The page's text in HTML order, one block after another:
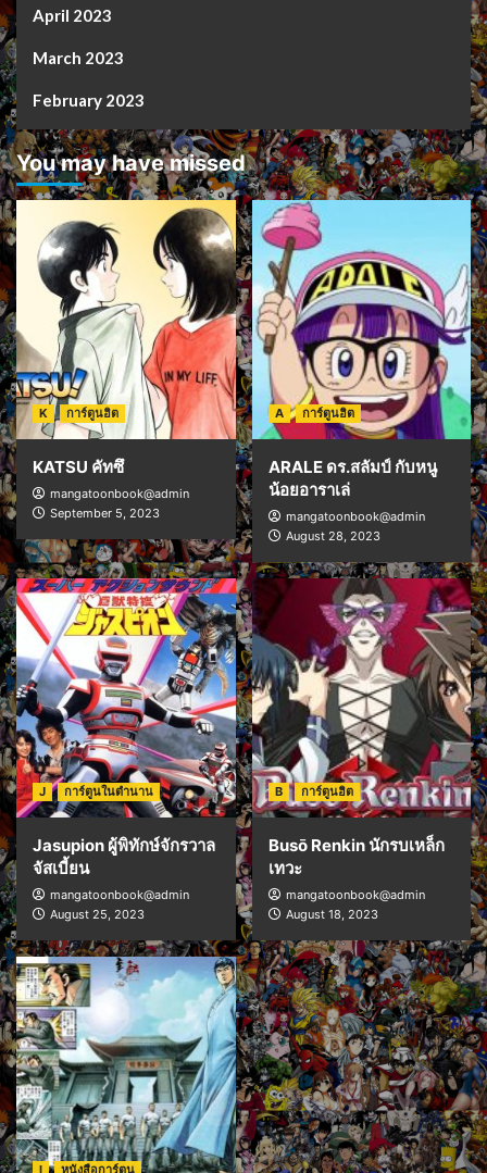
April 2023
March 2023
February 2023
You may have missed
K การ์ตูนฮิต
KATSU คัทซึ
mangatoonbook@admin
September 5, 2023
A การ์ตูนฮิต
ARALE ดร.สลัมป์ กับหนู
น้อยอาราเล่
mangatoonbook@admin
August 28, 2023
J การ์ตูนในตำนาน
Jasupion ผู้พิทักษ์จักรวาล
จัสเบี้ยน
mangatoonbook@admin
August 25, 2023
B การ์ตูนฮิต
Busō Renkin นักรบเหล็ก
เทวะ
mangatoonbook@admin
August 18, 2023
I หนังสือการ์ตูน